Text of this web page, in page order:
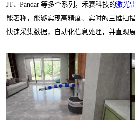
JT、Pandar 等多个系列。禾赛科技的激光
能著称，能够实现高精度、实时的三维扫
快速采集数据，自动化信息处理，并直观